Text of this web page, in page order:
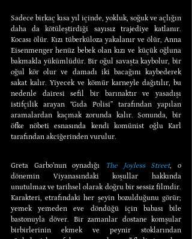
Sadece birkaç kısa yıl içinde, yokluk, soğuk ve açlığın
daha da kötüleştirdiği sayısız trajediye katlanır.
Kocası ölür. Kızı tüberküloza yakalanır ve ölür, Anna
Eisenmenger henüz bebek olan kızı ve küçük oğluna
bakmakla yükümlüdür. Bir oğul savaşta kaybolur, bir
oğul kör olur ve damadı iki bacağını kaybederek
sakat kalır. Yiyecek ve kömür karneyle dağıtılır, bu
nedenle dairesi sefil bir barınaktır ve yasadışı
istifçilik arayan “Gıda Polisi” tarafından yapılan
aramalardan kaçmak zorunda kalır. Sonunda, bir
öfke nöbeti esnasında kendi komünist oğlu Karl
tarafından akciğerinden vurulur.
Greta Garbo’nun oynadığı The Joyless Street, o
dönemin Viyanasındaki koşullar hakkında
unutulmaz ve tarihsel olarak doğru bir sessiz filmdir.
Karakteri, etrafındaki her şeyin bozulduğunu görür;
yemek yemeden eve döndüğü için babası bile
bastonuyla döver. Bir zamanlar dostane komşular
birbirlerinin ekmek ve peynir stoklarından